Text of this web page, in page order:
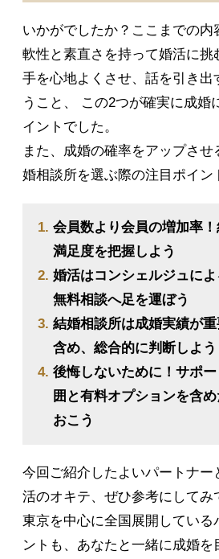
いかがでしたか？ここまでの内
軟性と素直さを持って婚活に挑
手を心地よくさせ、話を引き出
うこと、 この2つが確実に成婚
イントでした。
また、成婚の確率をアップさ
婚相談所を選ぶ際の注目ポイン
会員数より会員の増加率
満足度を把握しよう
婚活はコンシェルジュによ
無料相談へ足を運ぼう
結婚相談所は成婚実績が
含め、総合的に判断しよう
後悔しないために！サポ
囲と有料オプションを含
おこう
今回ご紹介したよいパートナー
活のオキテ、ぜひ参考にしてみ
東京を中心に全国展開している
ントも、あなたと一緒に成婚を